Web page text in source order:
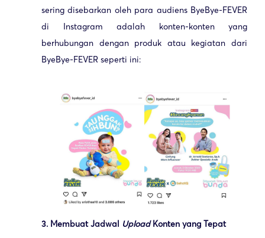
sering disebarkan oleh para audiens ByeBye-FEVER
di Instagram adalah konten-konten yang
berhubungan dengan produk atau kegiatan dari
ByeBye-FEVER seperti ini:
3. Membuat Jadwal Upload Konten yang Tepat